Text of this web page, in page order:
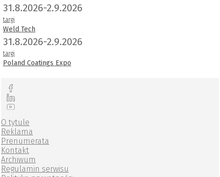
31.8.2026-2.9.2026
targi
Weld Tech
31.8.2026-2.9.2026
targi
Poland Coatings Expo
O tytule
Reklama
Prenumerata
Kontakt
Archiwum
Regulamin serwisu